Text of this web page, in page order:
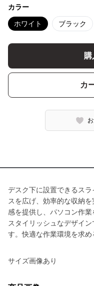
カラー
ホワイト ブラック
購
カ
デスク下に設置できるス
スを広げ、効率的な収納
感を提供し、パソコン作業
スタイリッシュなデザイ
す。快適な作業環境を求め
サイズ画像あり